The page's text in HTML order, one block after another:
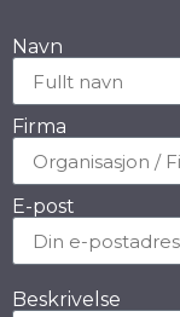
Navn
Firma
E-post
Beskrivelse